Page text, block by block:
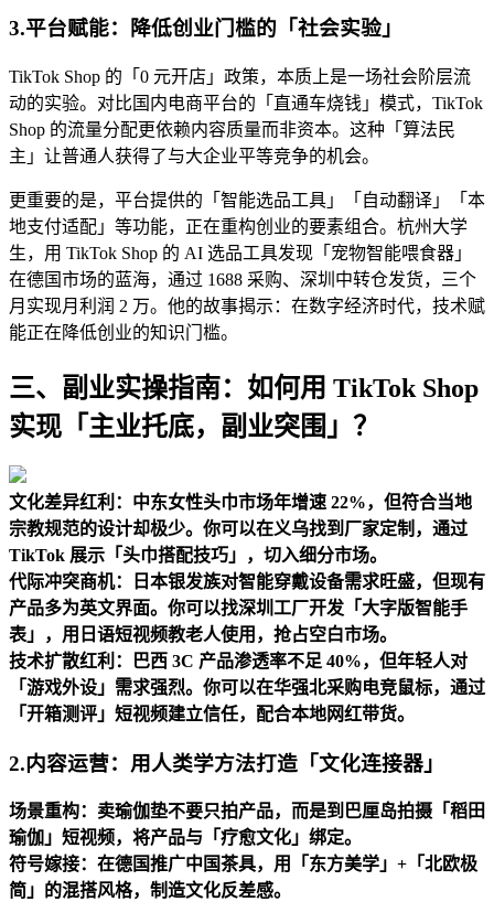
3.平台赋能：降低创业门槛的「社会实验」
TikTok Shop 的「0 元开店」政策，本质上是一场社会阶层流
动的实验。对比国内电商平台的「直通车烧钱」模式，TikTok
Shop 的流量分配更依赖内容质量而非资本。这种「算法民
主」让普通人获得了与大企业平等竞争的机会。
更重要的是，平台提供的「智能选品工具」「自动翻译」「本
地支付适配」等功能，正在重构创业的要素组合。杭州大学
生，用 TikTok Shop 的 AI 选品工具发现「宠物智能喂食器」
在德国市场的蓝海，通过 1688 采购、深圳中转仓发货，三个
月实现月利润 2 万。他的故事揭示：在数字经济时代，技术赋
能正在降低创业的知识门槛。
三、副业实操指南：如何用 TikTok Shop
实现「主业托底，副业突围」？
文化差异红利：中东女性头巾市场年增速 22%，但符合当地
宗教规范的设计却极少。你可以在义乌找到厂家定制，通过
TikTok 展示「头巾搭配技巧」，切入细分市场。
代际冲突商机：日本银发族对智能穿戴设备需求旺盛，但现有
产品多为英文界面。你可以找深圳工厂开发「大字版智能手
表」，用日语短视频教老人使用，抢占空白市场。
技术扩散红利：巴西 3C 产品渗透率不足 40%，但年轻人对
「游戏外设」需求强烈。你可以在华强北采购电竞鼠标，通过
「开箱测评」短视频建立信任，配合本地网红带货。
2.内容运营：用人类学方法打造「文化连接器」
场景重构：卖瑜伽垫不要只拍产品，而是到巴厘岛拍摄「稻田
瑜伽」短视频，将产品与「疗愈文化」绑定。
符号嫁接：在德国推广中国茶具，用「东方美学」+「北欧极
简」的混搭风格，制造文化反差感。